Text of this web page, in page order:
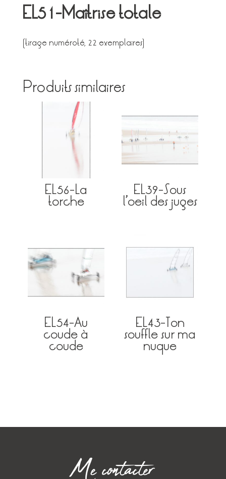
EL51-Maîtrise totale
(tirage numéroté, 22 exemplaires)
Produits similaires
EL56-La
torche
EL39-Sous
l’oeil des juges
EL54-Au
coude à
coude
EL43-Ton
souffle sur ma
nuque
Me contacter